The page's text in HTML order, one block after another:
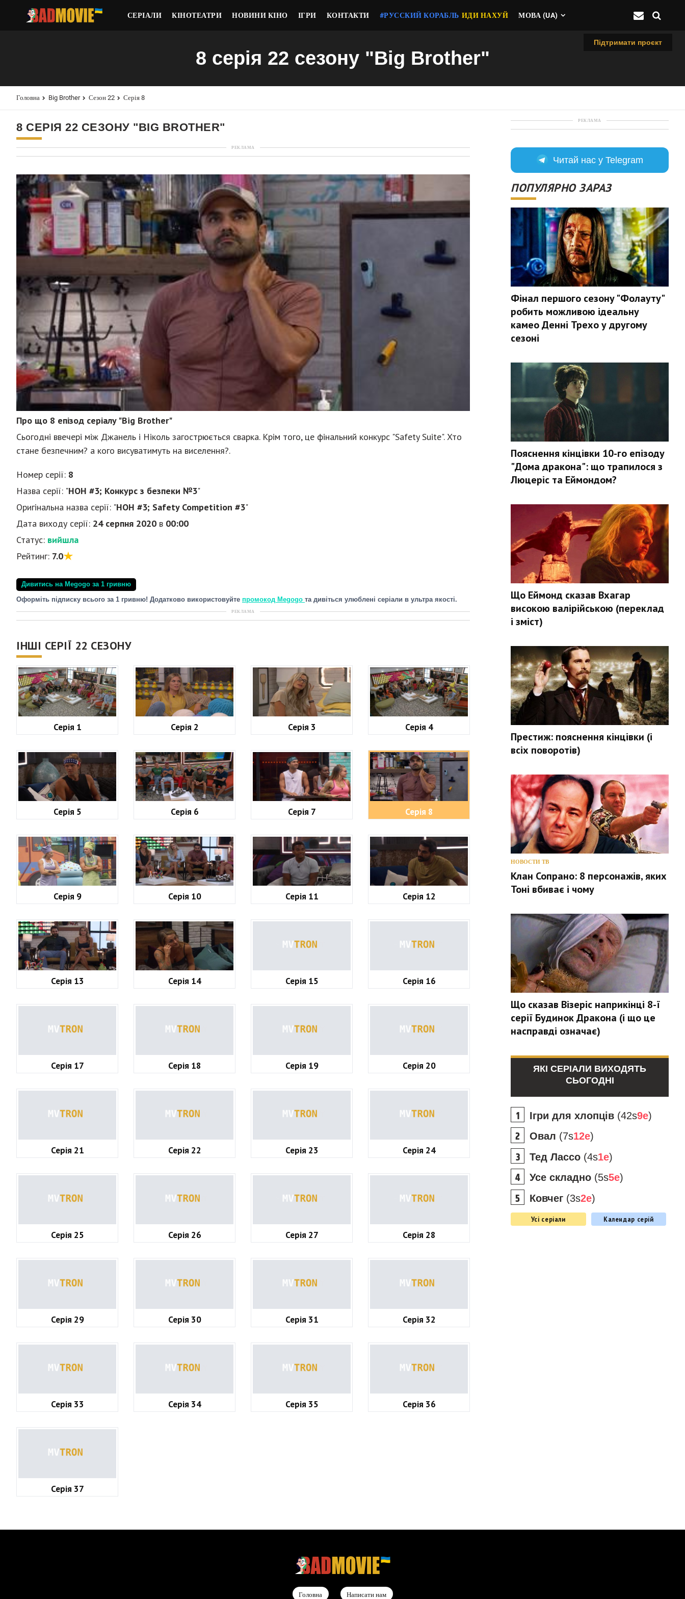
СЕРІАЛИ КІНОТЕАТРИ НОВИНИ КІНО ІГРИ КОНТАКТИ #РУССКИЙ КОРАБЛЬ ИДИ НАХУЙ МОВА (UA)
Підтримати проєкт
8 серія 22 сезону "Big Brother"
Головна Big Brother Сезон 22 Серія 8
8 СЕРІЯ 22 СЕЗОНУ "BIG BROTHER"
РЕКЛАМА
Про що 8 епізод серіалу "Big Brother"
Сьогодні ввечері між Джанель і Ніколь загострюється сварка. Крім того, це фінальний конкурс "Safety Suite". Хто
стане безпечним? а кого висуватимуть на виселення?.
Номер серії: 8
Назва серії: "HOH #3; Конкурс з безпеки №3"
Оригінальна назва серії: "HOH #3; Safety Competition #3"
Дата виходу серії: 24 серпня 2020 в 00:00
Статус: вийшла
Рейтинг: 7.0
Дивитись на Megogo за 1 гривню
Оформіть підписку всього за 1 гривню! Додатково використовуйте промокод Megogo та дивіться улюблені серіали в ультра якості.
РЕКЛАМА
ІНШІ СЕРІЇ 22 СЕЗОНУ
Серія 1 Серія 2 Серія 3 Серія 4
Серія 5 Серія 6 Серія 7 Серія 8
Серія 9 Серія 10 Серія 11 Серія 12
Серія 13 Серія 14 Серія 15 Серія 16
Серія 17 Серія 18 Серія 19 Серія 20
Серія 21 Серія 22 Серія 23 Серія 24
Серія 25 Серія 26 Серія 27 Серія 28
Серія 29 Серія 30 Серія 31 Серія 32
Серія 33 Серія 34 Серія 35 Серія 36
Серія 37
РЕКЛАМА
Читай нас у Telegram
ПОПУЛЯРНО ЗАРАЗ
Фінал першого сезону "Фолауту"
робить можливою ідеальну
камео Денні Трехо у другому
сезоні
Пояснення кінцівки 10-го епізоду
"Дома дракона": що трапилося з
Люцеріс та Еймондом?
Що Еймонд сказав Вхагар
високою валірійською (переклад
і зміст)
Престиж: пояснення кінцівки (і
всіх поворотів)
НОВОСТИ ТВ
Клан Сопрано: 8 персонажів, яких
Тоні вбиває і чому
Що сказав Візеріс наприкінці 8-ї
серії Будинок Дракона (і що це
насправді означає)
ЯКІ СЕРІАЛИ ВИХОДЯТЬ
СЬОГОДНІ
Ігри для хлопців (42s9e)
Овал (7s12e)
Тед Лассо (4s1e)
Усе складно (5s5e)
Ковчег (3s2e)
Усі серіали Календар серій
Головна Написати нам